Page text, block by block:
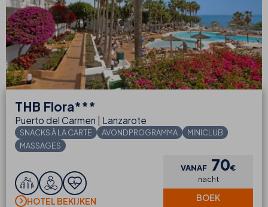
THB Flora***
Puerto del Carmen | Lanzarote
SNACKS À LA CARTE AVONDPROGRAMMA
MINICLUB
MASSAGES
HOTEL BEKIJKEN
VANAF 70€
nacht
BOEK